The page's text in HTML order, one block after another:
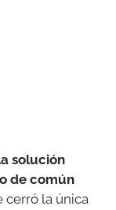
solución
de común
cerró la única